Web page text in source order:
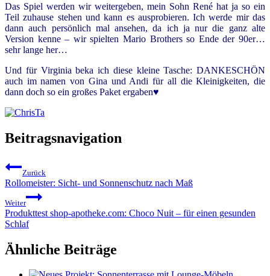
Das Spiel werden wir weitergeben, mein Sohn René hat ja so ein
Teil zuhause stehen und kann es ausprobieren. Ich werde mir das
dann auch persönlich mal ansehen, da ich ja nur die ganz alte
Version kenne – wir spielten Mario Brothers so Ende der 90er…
sehr lange her…
Und für Virginia beka ich diese kleine Tasche: DANKESCHÖN
auch im namen von Gina und Andi für all die Kleinigkeiten, die
dann doch so ein großes Paket ergaben♥
Beitragsnavigation
Zurück
Rollomeister: Sicht- und Sonnenschutz nach Maß
Weiter
Produkttest shop-apotheke.com: Choco Nuit – für einen gesunden
Schlaf
Ähnliche Beiträge